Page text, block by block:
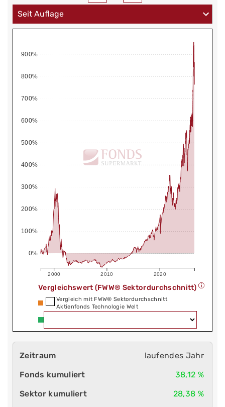
2000 2010 2020
0%
100%
200%
300%
400%
500%
600%
700%
800%
900%
Vergleichswert (FWW® Sektordurchschnitt)
Vergleich mit FWW® Sektordurchschnitt
Aktienfonds Technologie Welt
laufendes Jahr
38,12 %
28,38 %